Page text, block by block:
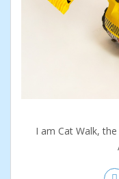
I am Cat Walk,